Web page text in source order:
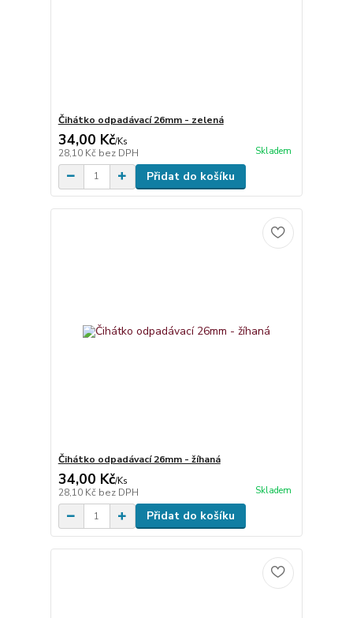
Čihátko odpadávací 26mm - zelená
34,00 Kč/Ks
28,10 Kč bez DPH Skladem
Přidat do košíku
Čihátko odpadávací 26mm - žíhaná
34,00 Kč/Ks
28,10 Kč bez DPH Skladem
Přidat do košíku